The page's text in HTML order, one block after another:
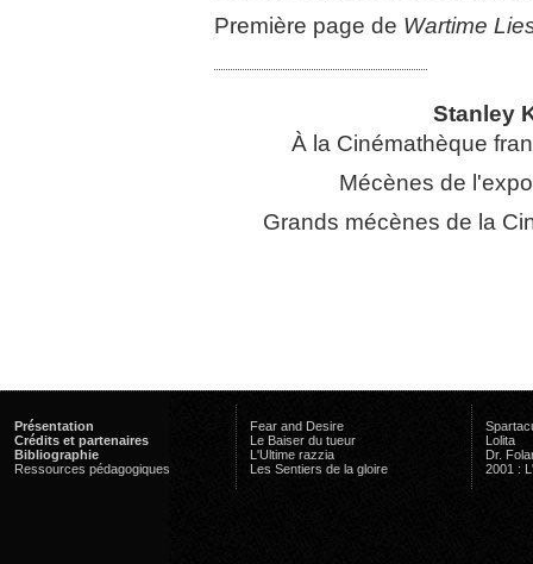
Première page de Wartime
Stanley
À la Cinémathèque
Mécènes de
Grands mécènes de la
Présentation
Crédits et partenaires
Bibliographie
Ressources pédagogiques
Fear and Desire
Le Baiser du tueur
L'Ultime razzia
Les Sentiers de la gloire
Lolita
Dr.
2001 :